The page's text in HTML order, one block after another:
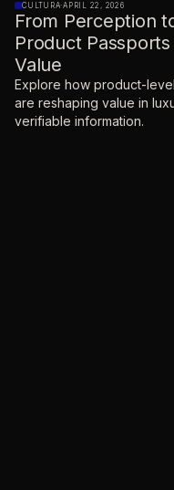
CULTURA·APRIL 22, 2026
From Perception
Product
Value
Explore how product-
are reshaping value in
verifiable information.